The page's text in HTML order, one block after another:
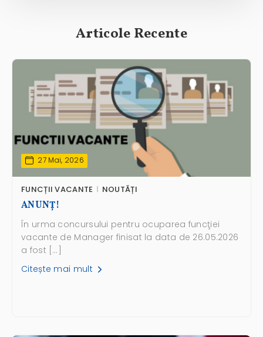
Articole Recente
27 Mai, 2026
FUNCȚII VACANTE NOUTĂȚI
ANUNŢ!
În urma concursului pentru ocuparea funcţiei
vacante de Manager finisat la data de 26.05.2026
a fost […]
Citește mai mult